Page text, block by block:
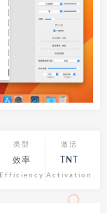
类型
效率
Efficiency
激活
TNT
Activation